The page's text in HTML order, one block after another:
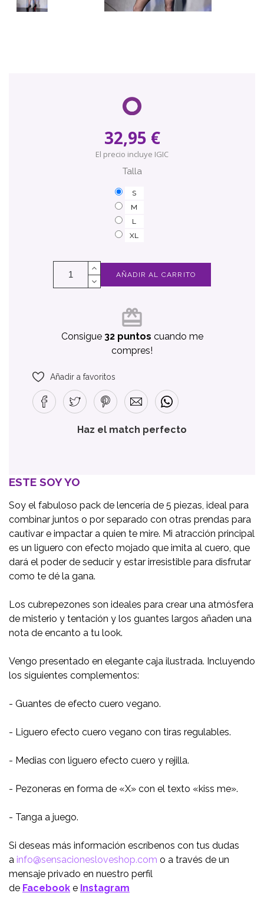
32,95 €
El precio incluye IGIC
Talla
S
M
L
XL
AÑADIR AL CARRITO
card_giftcard
Consigue 32 puntos cuando me
compres!
Añadir a favoritos
Haz el match perfecto
ESTE SOY YO
Soy el fabuloso pack de lencería de 5 piezas, ideal para
combinar juntos o por separado con otras prendas para
cautivar e impactar a quien te mire. Mi atracción principal
es un liguero con efecto mojado que imita al cuero, que
dará el poder de seducir y estar irresistible para disfrutar
como te dé la gana.
Los cubrepezones son ideales para crear una atmósfera
de misterio y tentación y los guantes largos añaden una
nota de encanto a tu look.
Vengo presentado en elegante caja ilustrada. Incluyendo
los siguientes complementos:
- Guantes de efecto cuero vegano.
- Liguero efecto cuero vegano con tiras regulables.
- Medias con liguero efecto cuero y rejilla.
- Pezoneras en forma de «X» con el texto «kiss me».
- Tanga a juego.
Si deseas más información escríbenos con tus dudas
a info@sensacionesloveshop.com o a través de un
mensaje privado en nuestro perfil
de Facebook e Instagram